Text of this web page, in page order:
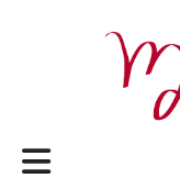
Michaela
Menü